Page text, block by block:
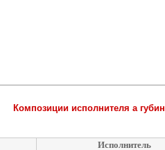
Композиции исполнителя а губин
Исполнитель